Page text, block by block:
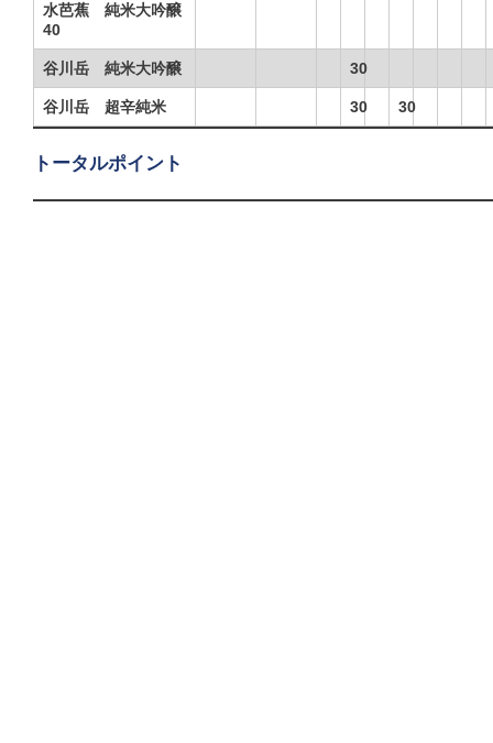
水芭蕉 純米大吟醸
40
谷川岳 純米大吟醸 30
谷川岳 超辛純米 30 30
トータルポイント